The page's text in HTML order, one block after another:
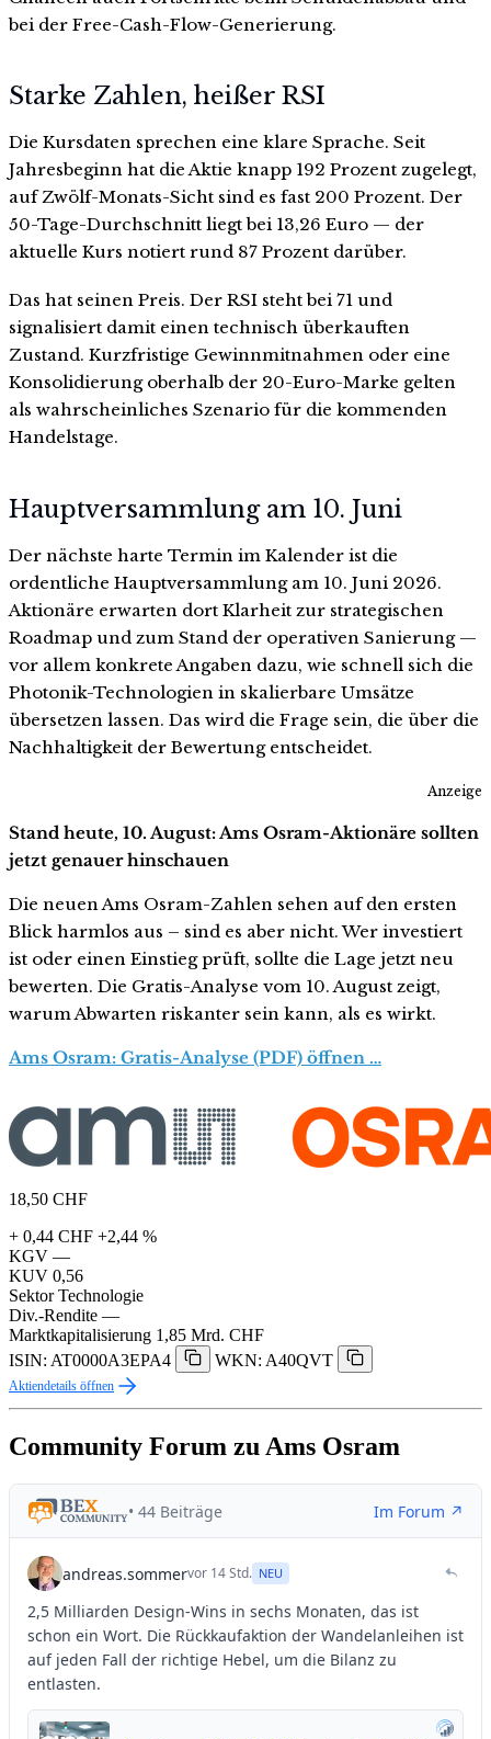
bei der Free-Cash-Flow-Generierung.
Starke Zahlen, heißer RSI
Die Kursdaten sprechen eine klare Sprache. Seit
Jahresbeginn hat die Aktie knapp 192 Prozent zugelegt,
auf Zwölf-Monats-Sicht sind es fast 200 Prozent. Der
50-Tage-Durchschnitt liegt bei 13,26 Euro — der
aktuelle Kurs notiert rund 87 Prozent darüber.
Das hat seinen Preis. Der RSI steht bei 71 und
signalisiert damit einen technisch überkauften
Zustand. Kurzfristige Gewinnmitnahmen oder eine
Konsolidierung oberhalb der 20-Euro-Marke gelten
als wahrscheinliches Szenario für die kommenden
Handelstage.
Hauptversammlung am 10. Juni
Der nächste harte Termin im Kalender ist die
ordentliche Hauptversammlung am 10. Juni 2026.
Aktionäre erwarten dort Klarheit zur strategischen
Roadmap und zum Stand der operativen Sanierung —
vor allem konkrete Angaben dazu, wie schnell sich die
Photonik-Technologien in skalierbare Umsätze
übersetzen lassen. Das wird die Frage sein, die über die
Nachhaltigkeit der Bewertung entscheidet.
Anzeige
Stand heute, 10. August: Ams Osram-Aktionäre sollten
jetzt genauer hinschauen
Die neuen Ams Osram-Zahlen sehen auf den ersten
Blick harmlos aus – sind es aber nicht. Wer investiert
ist oder einen Einstieg prüft, sollte die Lage jetzt neu
bewerten. Die Gratis-Analyse vom 10. August zeigt,
warum Abwarten riskanter sein kann, als es wirkt.
Ams Osram: Gratis-Analyse (PDF) öffnen …
18,50 CHF
+ 0,44 CHF +2,44 %
KGV —
KUV 0,56
Sektor Technologie
Div.-Rendite —
Marktkapitalisierung 1,85 Mrd. CHF
ISIN: AT0000A3EPA4
WKN: A40QVT
Aktiendetails öffnen
Community Forum zu Ams Osram